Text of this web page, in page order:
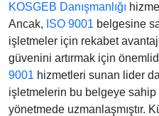
KOSGEB Danışmanlığı
Ancak, ISO 9001 belgesine
işletmeler için rekabet
güvenini artırmak için
9001 hizmetleri sunan lider
işletmelerin bu belgeye
yönetmede uzmanlaşmıştır.